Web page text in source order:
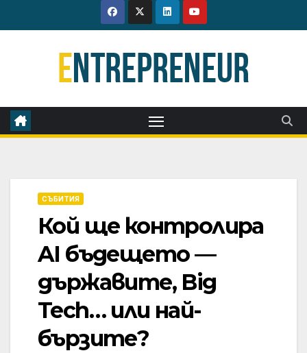
to
СЪБИТИЯ
Кой ще контролира
AI бъдещето —
държавите, Big
Tech… или най-
бързите?